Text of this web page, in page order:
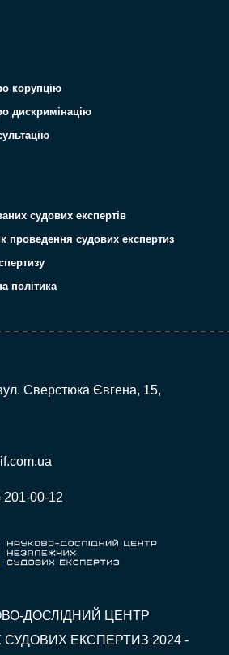
корупцію
дискримінацію
судових експертів
проведення судових експертиз
політика
Сверстюка Євгена, 15,
201-00-12
ДОСЛІДНИЙ ЦЕНТР
ЕКСПЕРТИЗ 2024 -